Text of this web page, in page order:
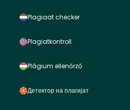
Plagiaat checker
Plagiatkontroll
Plágium ellenőrző
Детектор на плагијат